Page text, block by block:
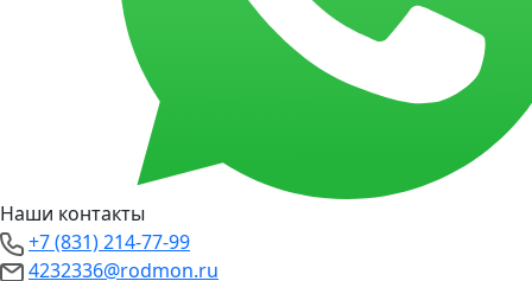
Наши контакты
+7 (831) 214-77-99
4232336@rodmon.ru